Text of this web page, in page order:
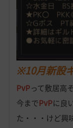
※10月新設
PvPって敷居高
今までPvPに良
た・・・けど興